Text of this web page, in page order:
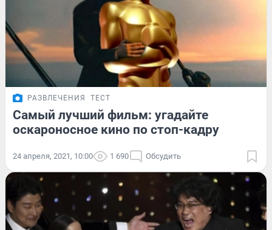
РАЗВЛЕЧЕНИЯ ТЕСТ
Самый лучший фильм: угадайте
оскароносное кино по стоп-кадру
24 апреля, 2021, 10:00 1 690 Обсудить